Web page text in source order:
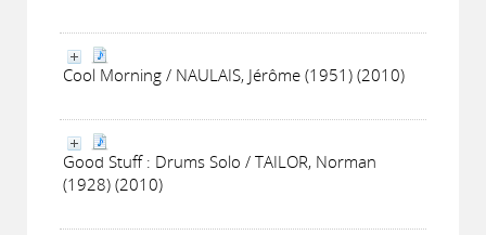
Cool Morning / NAULAIS, Jérôme (1951) (2010)
Good Stuff : Drums Solo / TAILOR, Norman
(1928) (2010)